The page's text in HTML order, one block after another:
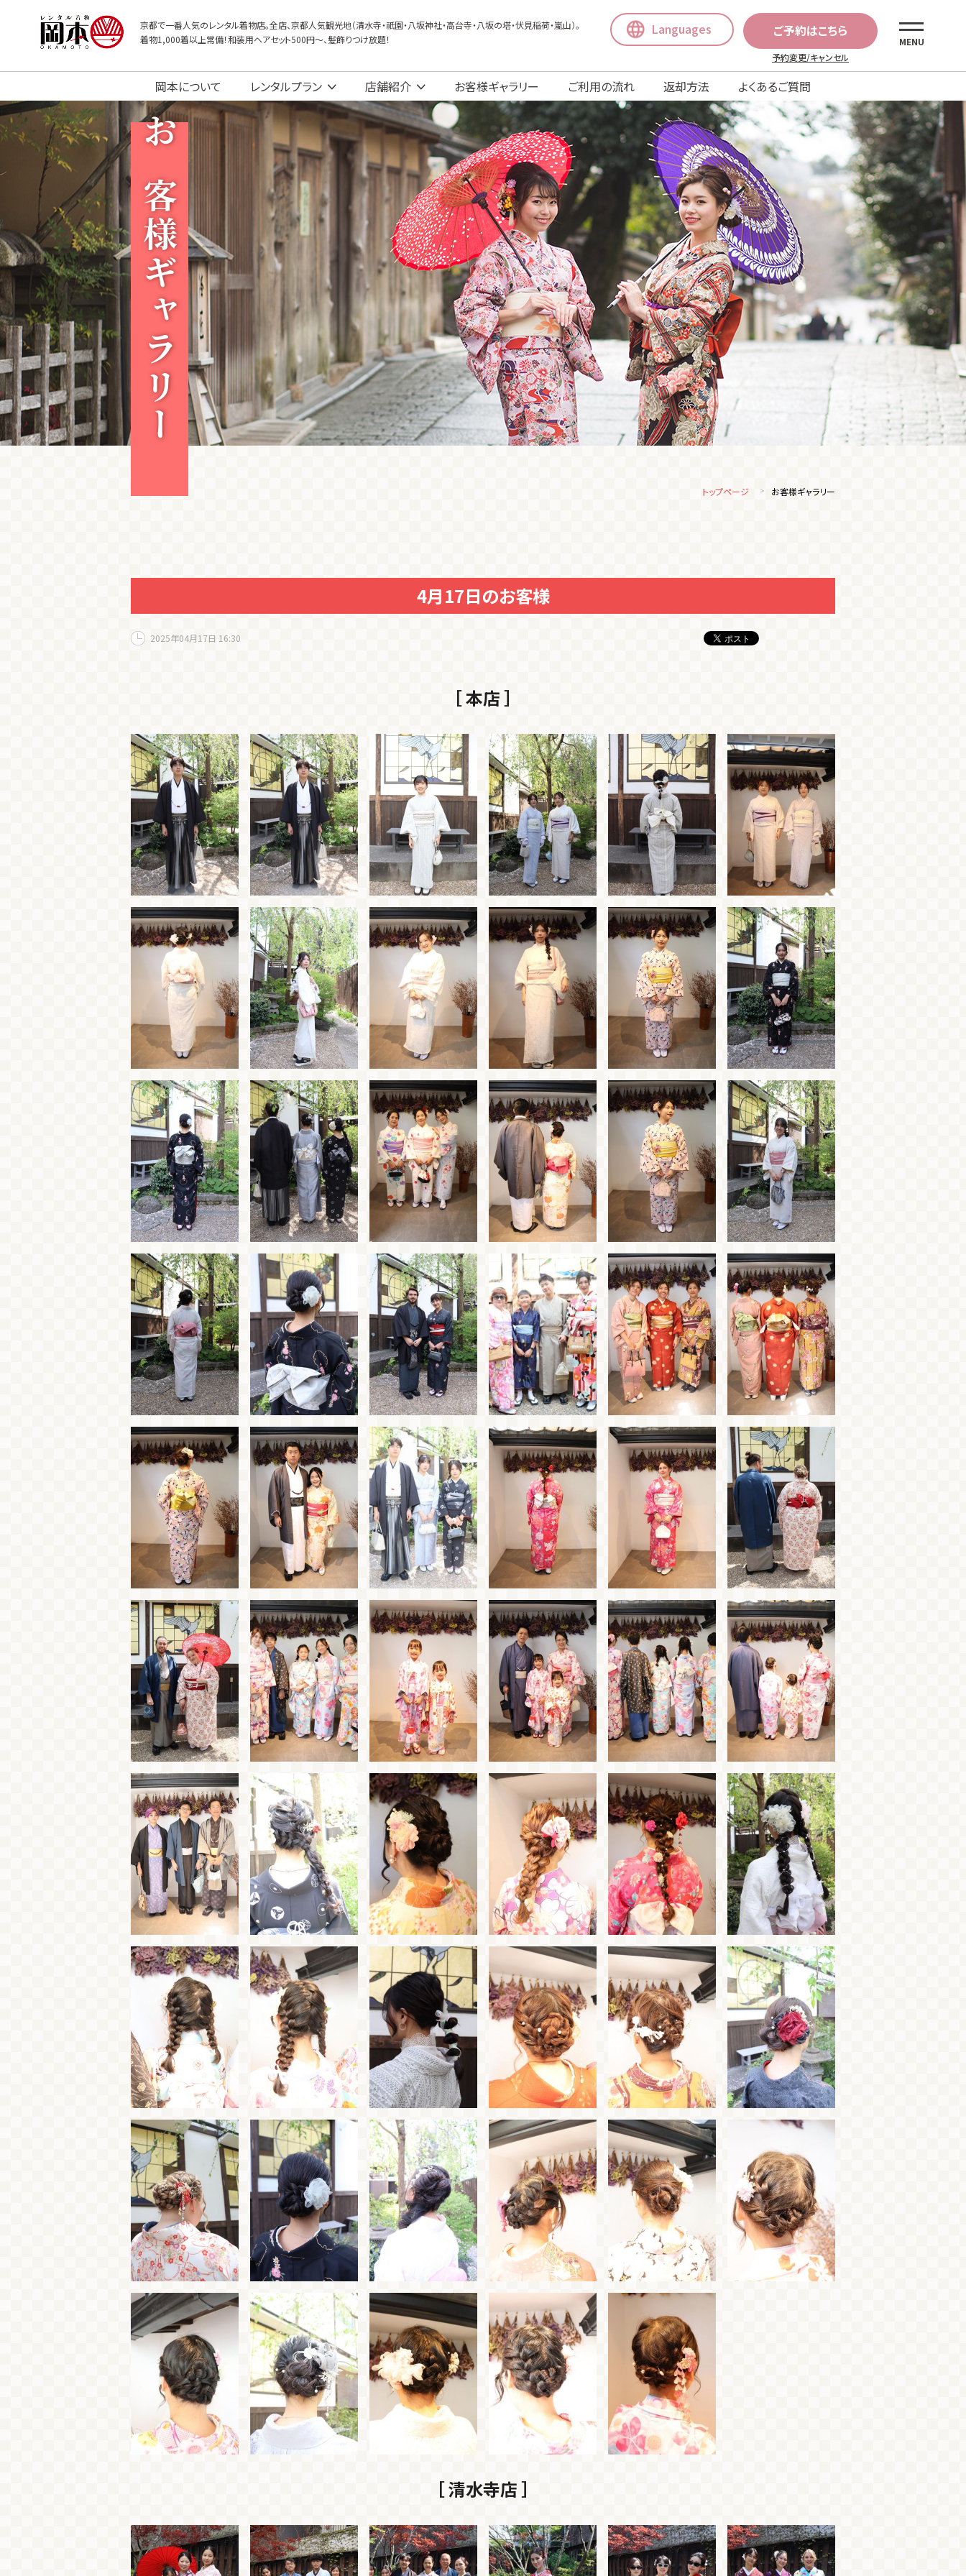
京都で一番人気のレンタル着物店。全店、京都人気観光地（清水寺・祇園・八坂神社・高台寺・八坂の塔・伏見稲荷・嵐山）。
着物1,000着以上常備！和装用ヘアセット500円〜、髪飾りつけ放題！
Languages ご予約はこちら
予約変更/キャンセル
MENU
岡本について レンタルプラン 店舗紹介 お客様ギャラリー ご利用の流れ 返却方法 よくあるご質問
お客様ギャラリー
トップページ お客様ギャラリー
4月17日のお客様
2025年04月17日 16:30
［ 本店 ］
［ 清水寺店 ］